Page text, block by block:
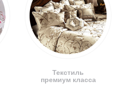
Текстиль
премиум класса